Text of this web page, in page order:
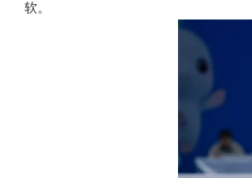
软。